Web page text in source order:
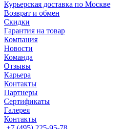
Курьерская доставка по Москве
Возврат и обмен
Скидки
Гарантия на товар
Компания
Новости
Команда
Отзывы
Карьера
Контакты
Партнеры
Сертификаты
Галерея
Контакты